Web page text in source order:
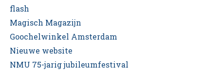
flash
Magisch Magazijn
Goochelwinkel Amsterdam
Nieuwe website
NMU 75-jarig jubileumfestival